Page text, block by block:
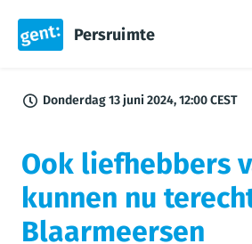
Persruimte
Donderdag 13 juni 2024, 12:00 CEST
Ook liefhebbers
kunnen nu
Blaarmeersen